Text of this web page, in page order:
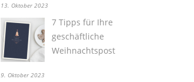
13. Oktober 2023
7 Tipps für Ihre
geschäftliche
Weihnachtspost
9. Oktober 2023